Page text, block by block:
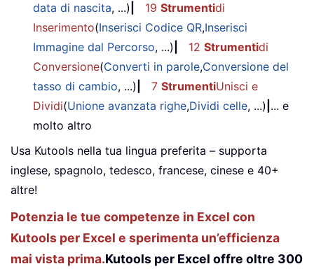
data di nascita, ...) 19 Strumentidi
Inserimento(Inserisci Codice QR,Inserisci
Immagine dal Percorso, ...) 12 Strumentidi
Conversione(Converti in parole,Conversione del
tasso di cambio, ...) 7 StrumentiUnisci e
Dividi(Unione avanzata righe,Dividi celle, ...) ... e
molto altro
Usa Kutools nella tua lingua preferita – supporta
inglese, spagnolo, tedesco, francese, cinese e 40+
altre!
Potenzia le tue competenze in Excel con
Kutools per Excel e sperimenta un’efficienza
mai vista prima.Kutools per Excel offre oltre 300